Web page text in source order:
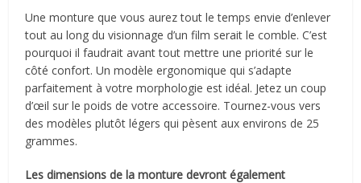
Une monture que vous aurez tout le temps envie d’enlever
tout au long du visionnage d’un film serait le comble. C’est
pourquoi il faudrait avant tout mettre une priorité sur le
côté confort. Un modèle ergonomique qui s’adapte
parfaitement à votre morphologie est idéal. Jetez un coup
d’œil sur le poids de votre accessoire. Tournez-vous vers
des modèles plutôt légers qui pèsent aux environs de 25
grammes.
Les dimensions de la monture devront également